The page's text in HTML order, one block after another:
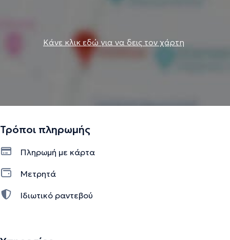
Κάνε κλικ εδώ για να δεις τον χάρτη
Τρόποι πληρωμής
Πληρωμή με κάρτα
Μετρητά
Ιδιωτικό ραντεβού